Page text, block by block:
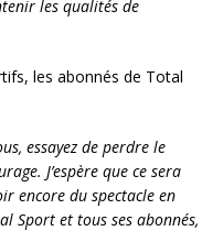
les qualités de
les abonnés de Total
essayez de perdre le
J’espère que ce sera
encore du spectacle en
Sport et tous ses abonnés,